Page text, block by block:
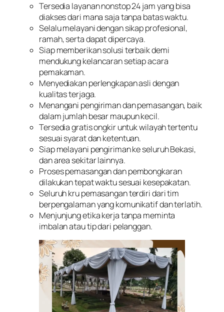
Tersedia layanan nonstop 24 jam yang bisa
diakses dari mana saja tanpa batas waktu.
Selalu melayani dengan sikap profesional,
ramah, serta dapat dipercaya.
Siap memberikan solusi terbaik demi
mendukung kelancaran setiap acara
pemakaman.
Menyediakan perlengkapan asli dengan
kualitas terjaga.
Menangani pengiriman dan pemasangan, baik
dalam jumlah besar maupun kecil.
Tersedia gratis ongkir untuk wilayah tertentu
sesuai syarat dan ketentuan.
Siap melayani pengiriman ke seluruh Bekasi,
dan area sekitar lainnya.
Proses pemasangan dan pembongkaran
dilakukan tepat waktu sesuai kesepakatan.
Seluruh kru pemasangan terdiri dari tim
berpengalaman yang komunikatif dan terlatih.
Menjunjung etika kerja tanpa meminta
imbalan atau tip dari pelanggan.